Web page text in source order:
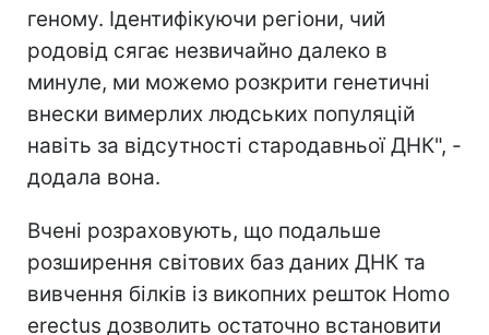
геному. Ідентифікуючи регіони, чий
родовід сягає незвичайно далеко в
минуле, ми можемо розкрити генетичні
внески вимерлих людських популяцій
навіть за відсутності стародавньої ДНК", -
додала вона.
Вчені розраховують, що подальше
розширення світових баз даних ДНК та
вивчення білків із викопних решток Homo
erectus дозволить остаточно встановити